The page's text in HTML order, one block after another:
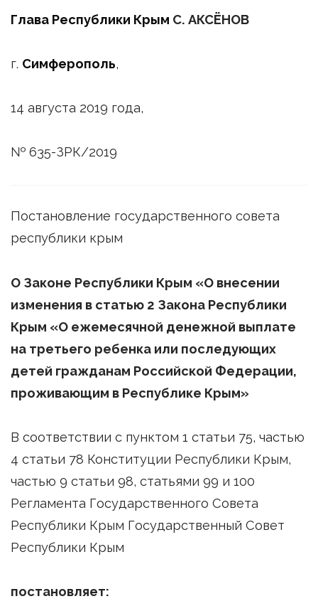
Глава Республики Крым С. АКСЁНОВ
г. Симферополь,
14 августа 2019 года,
№ 635-ЗРК/2019
Постановление государственного совета
республики крым
О Законе Республики Крым «О внесении
изменения в статью 2 Закона Республики
Крым «О ежемесячной денежной выплате
на третьего ребенка или последующих
детей гражданам Российской Федерации,
проживающим в Республике Крым»
В соответствии с пунктом 1 статьи 75, частью
4 статьи 78 Конституции Республики Крым,
частью 9 статьи 98, статьями 99 и 100
Регламента Государственного Совета
Республики Крым Государственный Совет
Республики Крым
постановляет: